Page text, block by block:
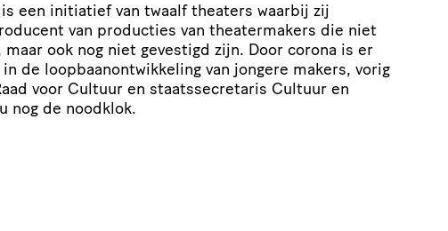
een initiatief van twaalf theaters waarbij zij
van producties van thea­ter­ma­kers die niet
ook nog niet gevestigd zijn. Door corona is er
in de loop­baan­ont­wik­ke­ling van jongere makers, vorig
voor Cultuur en staats­se­cre­taris Cultuur en
nog de noodklok.